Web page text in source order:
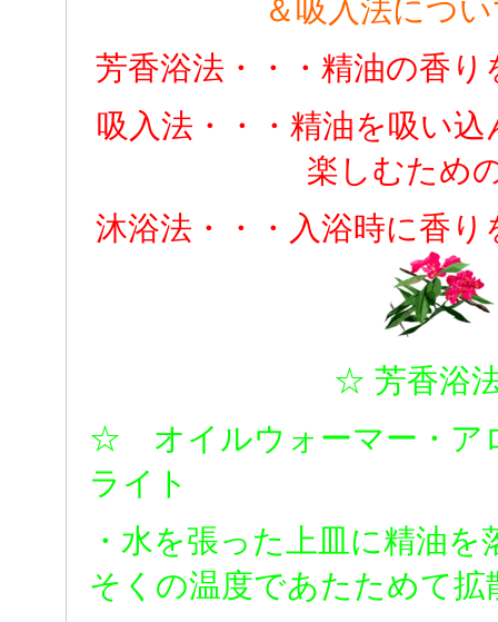
＆吸入法につ
芳香浴法・・・精油の香
吸入法・・・精油を吸い
楽しむため
沐浴法・・・入浴時に香
☆ 芳香浴
☆ オイルウォーマー・ア
ライト
・水を張った上皿に精油
そくの温度であたためて拡